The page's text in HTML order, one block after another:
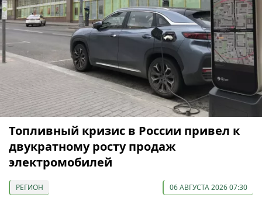
Топливный кризис в России привел к
двукратному росту продаж
электромобилей
РЕГИОН 06 АВГУСТА 2026 07:30